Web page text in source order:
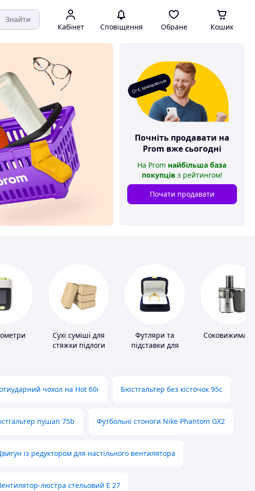
Знайти
Кабінет Сповіщення Обране Кошик
О! Є замовлення
Почніть продавати на
Prom вже сьогодні
На Prom найбільша база
покупців з рейтингом!
Почати продавати
Сухі суміші для
стяжки підлоги
Футляри та
підставки для
чохол на Hot 60i Бюстгальтер без кісточок 95с
пушап 75b Футбольні стоноги Nike Phantom GX2
із редуктором для настільного вентилятора
люстра стельовий E 27